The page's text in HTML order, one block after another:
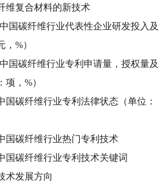
维复合材料的新技术
国碳纤维行业代表性企业研发投入及
%）
国碳纤维行业专利申请量，授权量及
，%）
国碳纤维行业专利法律状态（单位：
国碳纤维行业热门专利技术
国碳纤维行业专利技术关键词
术发展方向